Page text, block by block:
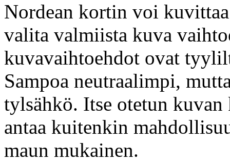
Nordean kortin voi
valita valmiista kuva
kuvavaihtoehdot ovat
Sampoa neutraalimpi,
tylsähkö. Itse otetun
antaa kuitenkin
maun mukainen.